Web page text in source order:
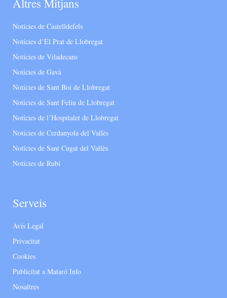
Altres Mitjans
Notícies de Castelldefels
Notícies d’El Prat de Llobregat
Notícies de Viladecans
Notícies de Gavà
Notícies de Sant Boi de Llobregat
Notícies de Sant Feliu de Llobregat
Notícies de l’Hospitalet de Llobregat
Notícies de Cerdanyola del Vallès
Notícies de Sant Cugat del Vallès
Notícies de Rubí
Serveis
Avís Legal
Privacitat
Cookies
Publicitat a Mataró Info
Nosaltres